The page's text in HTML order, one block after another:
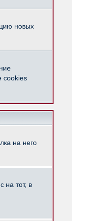
новых
cookies
на него
на тот, в